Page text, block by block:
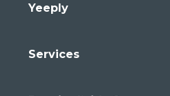
Yeeply
Services